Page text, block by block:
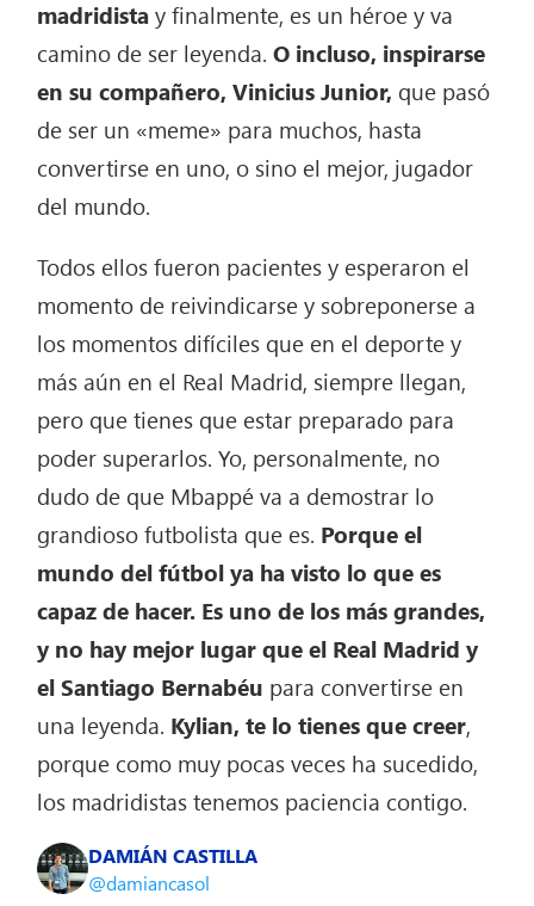
madridistay finalmente, es un héroe y va
camino de ser leyenda.O incluso, inspirarse
en su compañero, Vinicius Junior, que pasó
de ser un «meme» para muchos, hasta
convertirse en uno, o sino el mejor, jugador
del mundo.
Todos ellos fueron pacientes y esperaron el
momento de reivindicarse y sobreponerse a
los momentos difíciles que en el deporte y
más aún en el Real Madrid, siempre llegan,
pero que tienes que estar preparado para
poder superarlos. Yo, personalmente, no
dudo de que Mbappé va a demostrar lo
grandioso futbolista que es. Porque el
mundo del fútbol ya ha visto lo que es
capaz de hacer. Es uno de los más grandes,
y no hay mejor lugar que el Real Madrid y
el Santiago Bernabéu para convertirse en
una leyenda. Kylian, te lo tienes que creer,
porque como muy pocas veces ha sucedido,
los madridistas tenemos paciencia contigo.
DAMIÁN CASTILLA
@damiancasol